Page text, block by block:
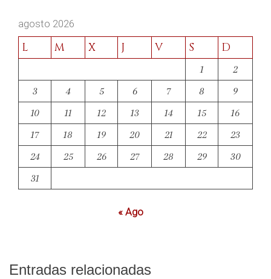
agosto 2026
L M X J V S D
1
2
3
4 5 6 7 8
9
10
11 12 13 14 15
16
17
18 19 20 21 22
23
24
25 26 27 28 29
30
31
« Ago
Entradas relacionadas